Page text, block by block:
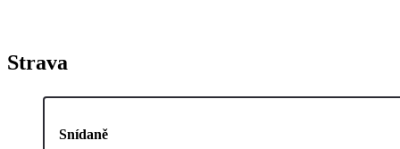
Strava
Snídaně